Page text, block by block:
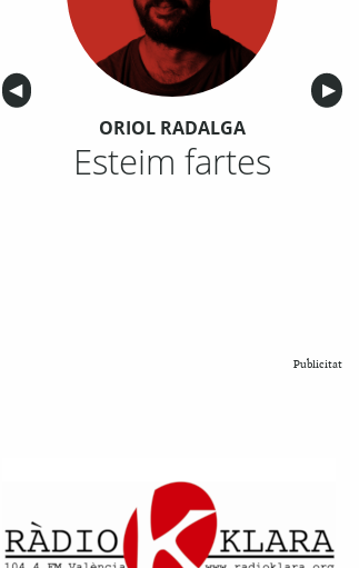
Anterior
◀︎ ▶︎
ORIOL RADALGA
Esteim fartes
Publicitat